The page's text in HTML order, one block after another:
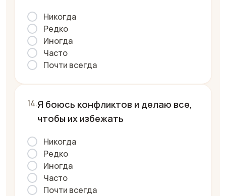
Никогда
Редко
Иногда
Часто
Почти всегда
Я боюсь конфликтов и делаю все,
чтобы их избежать
Никогда
Редко
Иногда
Часто
Почти всегда